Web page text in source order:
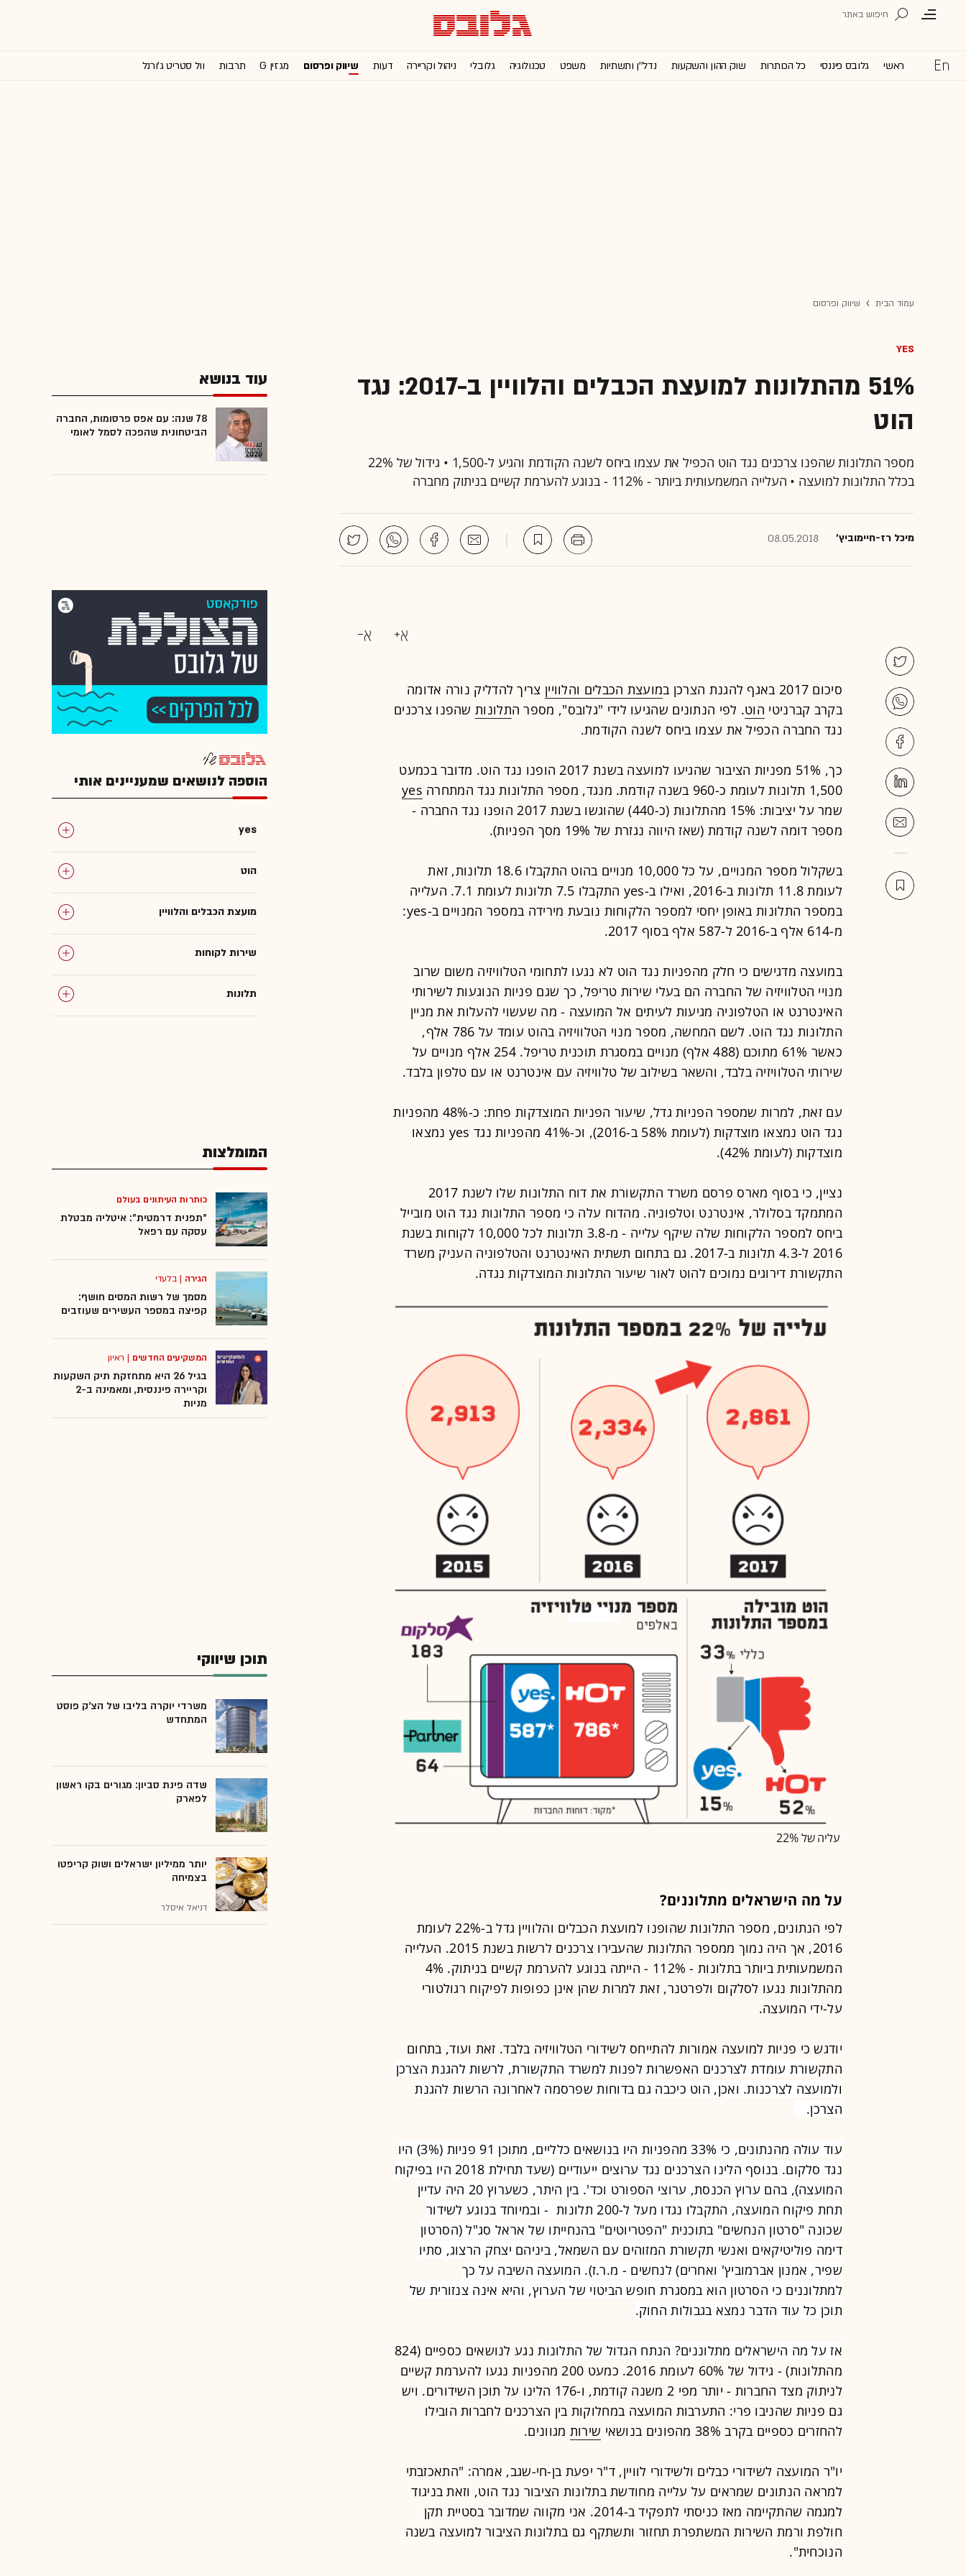
ראשי גלובס פיננסי כל הכותרות שוק ההון והשקעות נדל''ן ותשתיות משפט טכנולוגיה גלובלי ניהול וקריירה דעות שיווק ופרסום מגזין G תרבות וול סטריט ג'ורנל
עמוד הבית שיווק ופרסום
yes
51% מהתלונות למועצת הכבלים והלוויין ב-2017: נגד
הוט
מספר התלונות שהפנו צרכנים נגד הוט הכפיל את עצמו ביחס לשנה הקודמת והגיע ל-1,500 • גידול של 22%
בכלל התלונות למועצה • העלייה המשמעותית ביותר - 112% - בנוגע להערמת קשיים בניתוק מחברה
מיכל רז-חיימוביץ' 08.05.2018
סיכום 2017 באגף להגנת הצרכן ב מועצת הכבלים והלוויין צריך להדליק נורה אדומה
בקרב קברניטי הוט. לפי הנתונים שהגיעו לידי "גלובס", מספר התלונותשהפנו צרכנים
נגד החברה הכפיל את עצמו ביחס לשנה הקודמת.
כך, 51% מפניות הציבור שהגיעו למועצה בשנת 2017 הופנו נגד הוט. מדובר בכמעט
1,500 תלונות לעומת כ-960 בשנה קודמת. מנגד, מספר התלונות נגד המתחרה
yes
שמר על יציבות: 15% מהתלונות (כ-440) שהוגשו בשנת 2017 הופנו נגד החברה -
מספר דומה לשנה קודמת (שאז היווה נגזרת של 19% מסך הפניות).
בשקלול מספר המנויים, על כל 10,000 מנויים בהוט התקבלו 18.6 תלונות, זאת
לעומת 11.8 תלונות ב-2016, ואילו ב-yes התקבלו 7.5 תלונות לעומת 7.1. העלייה
במספר התלונות באופן יחסי למספר הלקוחות נובעת מירידה במספר המנויים ב-yes:
מ-614 אלף ב-2016 ל-587 אלף בסוף 2017.
במועצה מדגישים כי חלק מהפניות נגד הוט לא נגעו לתחומי הטלוויזיה משום שרוב
מנויי הטלוויזיה של החברה הם בעלי שירות טריפל, כך שגם פניות הנוגעות לשירותי
האינטרנט או הטלפוניה מגיעות לעיתים אל המועצה - מה שעשוי להעלות את מניין
התלונות נגד הוט. לשם המחשה, מספר מנוי הטלוויזיה בהוט עומד על 786 אלף,
כאשר 61% מתוכם (488 אלף) מנויים במסגרת תוכנית טריפל. 254 אלף מנויים על
שירותי הטלוויזיה בלבד, והשאר בשילוב של טלוויזיה עם אינטרנט או עם טלפון בלבד.
עם זאת, למרות שמספר הפניות גדל, שיעור הפניות המוצדקות פחת: כ-48% מהפניות
נגד הוט נמצאו מוצדקות (לעומת 58% ב-2016), וכ-41% מהפניות נגד yes נמצאו
מוצדקות (לעומת 42%).
נציין, כי בסוף מארס פרסם משרד התקשורת את דוח התלונות שלו לשנת 2017
המתמקד בסלולר, אינטרנט וטלפוניה. מהדוח עלה כי מספר התלונות נגד הוט מובייל
ביחס למספר הלקוחות שלה שיקף עלייה - מ-3.8 תלונות לכל 10,000 לקוחות בשנת
2016 ל-4.3 תלונות ב-2017. גם בתחום תשתית האינטרנט והטלפוניה העניק משרד
התקשורת דירוגים נמוכים להוט לאור שיעור התלונות המוצדקות נגדה.
עליה של 22%
על מה הישראלים מתלוננים?
לפי הנתונים, מספר התלונות שהופנו למועצת הכבלים והלוויין גדל ב-22% לעומת
2016, אך היה נמוך ממספר התלונות שהעבירו צרכנים לרשות בשנת 2015. העלייה
המשמעותית ביותר בתלונות - 112% - הייתה בנוגע להערמת קשיים בניתוק. 4%
מהתלונות נגעו לסלקום ולפרטנר, זאת למרות שהן אינן כפופות לפיקוח רגולטורי
על-ידי המועצה.
יודגש כי פניות למועצה אמורות להתייחס לשידורי הטלוויזיה בלבד. זאת ועוד, בתחום
התקשורת עומדת לצרכנים האפשרות לפנות למשרד התקשורת, לרשות להגנת הצרכן
ולמועצה לצרכנות. ואכן, הוט כיכבה גם בדוחות שפרסמה לאחרונה הרשות להגנת
הצרכן.
עוד עולה מהנתונים, כי 33% מהפניות היו בנושאים כלליים, מתוכן 91 פניות (3%) היו
נגד סלקום. בנוסף הלינו הצרכנים נגד ערוצים ייעודיים (שעד תחילת 2018 היו בפיקוח
המועצה), בהם ערוץ הכנסת, ערוצי הספורט וכד'. בין היתר, כשערוץ 20 היה עדיין
תחת פיקוח המועצה, התקבלו נגדו מעל ל-200 תלונות - ובמיוחד בנוגע לשידור
שכונה "סרטון הנחשים" בתוכנית "הפטריוטים" בהנחייתו של אראל סג"ל (הסרטון
דימה פוליטיקאים ואנשי תקשורת המזוהים עם השמאל, ביניהם יצחק הרצוג, סתיו
שפיר, אמנון אברמוביץ' ואחרים) לנחשים - מ.ר.ז). המועצה השיבה על כך
למתלוננים כי הסרטון הוא במסגרת חופש הביטוי של הערוץ, והיא אינה צנזורית של
תוכן כל עוד הדבר נמצא בגבולות החוק.
אז על מה הישראלים מתלוננים? הנתח הגדול של התלונות
נגע לנושאים כספיים (824
מהתלונות) - גידול של 60% לעומת 2016. כמעט 200 מהפניות נגעו להערמת קשיים
לניתוק מצד החברות - יותר מפי 2 משנה קודמת, ו-176 הלינו על תוכן השידורים. ויש
גם פניות שהניבו פרי: התערבות המועצה במחלוקות בין הצרכנים לחברות הובילו
להחזרים כספיים בקרב 38% מהפונים בנושאי
שירות מגוונים.
יו"ר המועצה לשידורי כבלים ולשידורי לוויין, ד"ר יפעת בן-חי-שגב, אמרה: "התאכזבתי
למראה הנתונים שמראים על עלייה מחודשת בתלונות הציבור נגד הוט, וזאת בניגוד
למגמה שהתקיימה מאז כניסתי לתפקיד ב-2014. אני מקווה שמדובר בסטיית תקן
חולפת ורמת השירות המשתפרת תחזור ותשתקף גם בתלונות הציבור למועצה בשנה
הנוכחית".
עוד בנושא
78 שנה: עם אפס פרסומות, החברה
הביטחונית שהפכה לסמל לאומי
הוספה לנושאים שמעניינים אותי
yes
הוט
מועצת הכבלים והלוויין
שירות לקוחות
תלונות
המומלצות
כותרות העיתונים בעולם
"תפנית דרמטית": איטליה מבטלת
עסקה עם רפאל
הגירה |בלעדי
מסמך של רשות המסים חושף:
קפיצה במספר העשירים שעוזבים
המשקיעים החדשים | ראיון
בגיל 26 היא מתחזקת תיק השקעות
וקריירה פיננסית, ומאמינה ב-2
מניות
תוכן שיווקי
משרדי יוקרה בליבו של הצ'ק פוסט
המתחדש
שדה פינת סביון: מגורים בקו ראשון
לפארק
יותר ממיליון ישראלים ושוק קריפטו
בצמיחה
דניאל איסלר